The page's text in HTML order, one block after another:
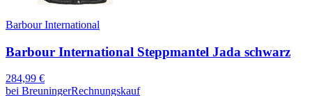
Barbour International
Barbour International Steppmantel Jada schwarz
284,99 €
bei BreuningerRechnungskauf